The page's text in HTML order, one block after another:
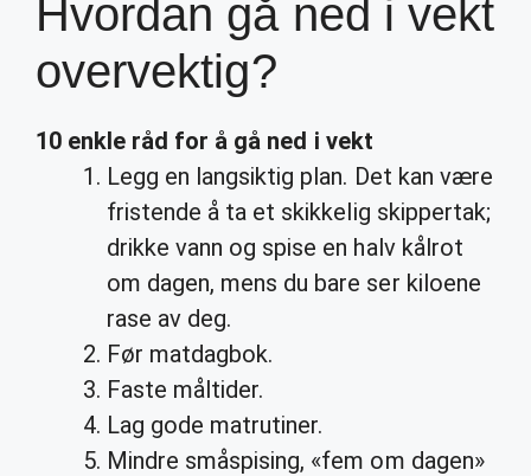
Hvordan gå ned i vekt
overvektig?
10 enkle råd for å gå ned i vekt
Legg en langsiktig plan. Det kan være
fristende å ta et skikkelig skippertak;
drikke vann og spise en halv kålrot
om dagen, mens du bare ser kiloene
rase av deg.
Før matdagbok.
Faste måltider.
Lag gode matrutiner.
Mindre småspising, «fem om dagen»